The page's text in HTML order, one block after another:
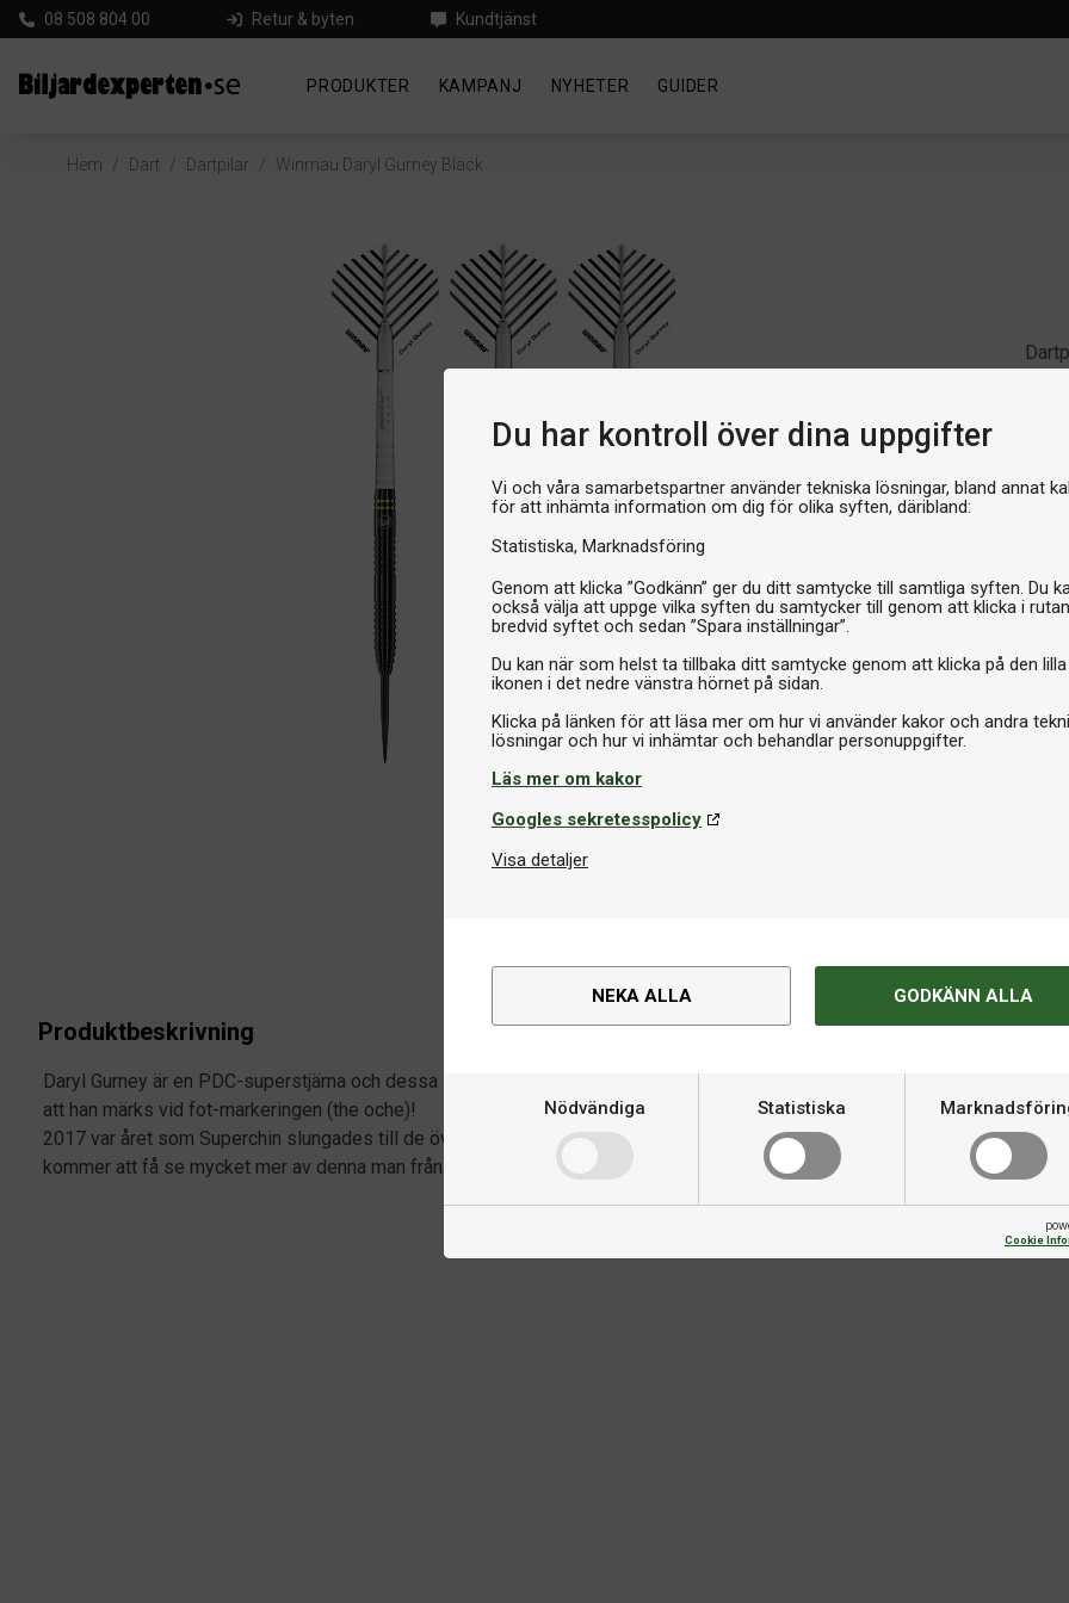
Du har kontroll över dina uppgifter
Vi och våra samarbetspartner använder tekniska lösningar, bland annat
för att inhämta information om dig för olika syften, däribland:
Statistiska Marknadsföring
Genom att klicka ”Godkänn” ger du ditt samtycke till samtliga syften. Du
också välja att uppge vilka syften du samtycker till genom att klicka i rutan
bredvid syftet och sedan ”Spara inställningar”.
Du kan när som helst ta tillbaka ditt samtycke genom att klicka på den lilla
ikonen i det nedre vänstra hörnet på sidan.
Klicka på länken för att läsa mer om hur vi använder kakor och andra
Läs mer om kakor
Googles sekretesspolicy
Visa detaljer
NEKA ALLA GODKÄNN ALLA
Nödvändiga Statistiska
Cookie
08 508 804 00 Retur & byten Kundtjänst
PRODUKTER KAMPANJ NYHETER GUIDER
Hem / Dart / Dartpilar / Winmau Daryl Gurney Black
Produktbeskrivning
Daryl Gurney är en PDC-superstjärna och dessa slående dartpilar kommer att säkerställa
att han märks vid fot-markeringen (the oche)!
2017 var året som Superchin slungades till de övre nivåerna i PDC-rankningen och vi
kommer att få se mycket mer av denna man från Nordirland.
Om produkten
Varumärke